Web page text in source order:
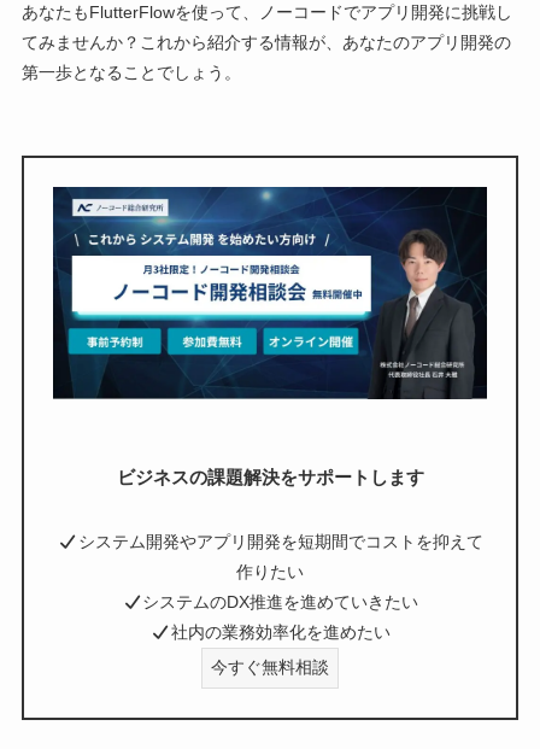
あなたもFlutterFlowを使って、ノーコードでアプリ開発に挑戦し
てみませんか？これから紹介する情報が、あなたのアプリ開発の
第一歩となることでしょう。
ビジネスの課題解決をサポートします
システム開発やアプリ開発を短期間でコストを抑えて
作りたい
システムのDX推進を進めていきたい
社内の業務効率化を進めたい
今すぐ無料相談